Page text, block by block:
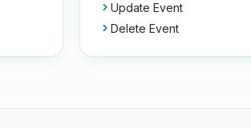
Update Event
Delete Event